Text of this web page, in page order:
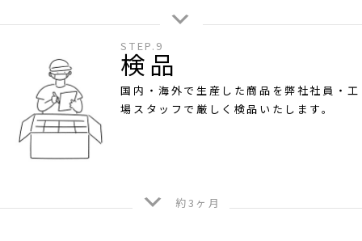
STEP.9
検品
国内・海外で生産した商品を弊社社員・工
場スタッフで厳しく検品いたします。
約3ヶ月